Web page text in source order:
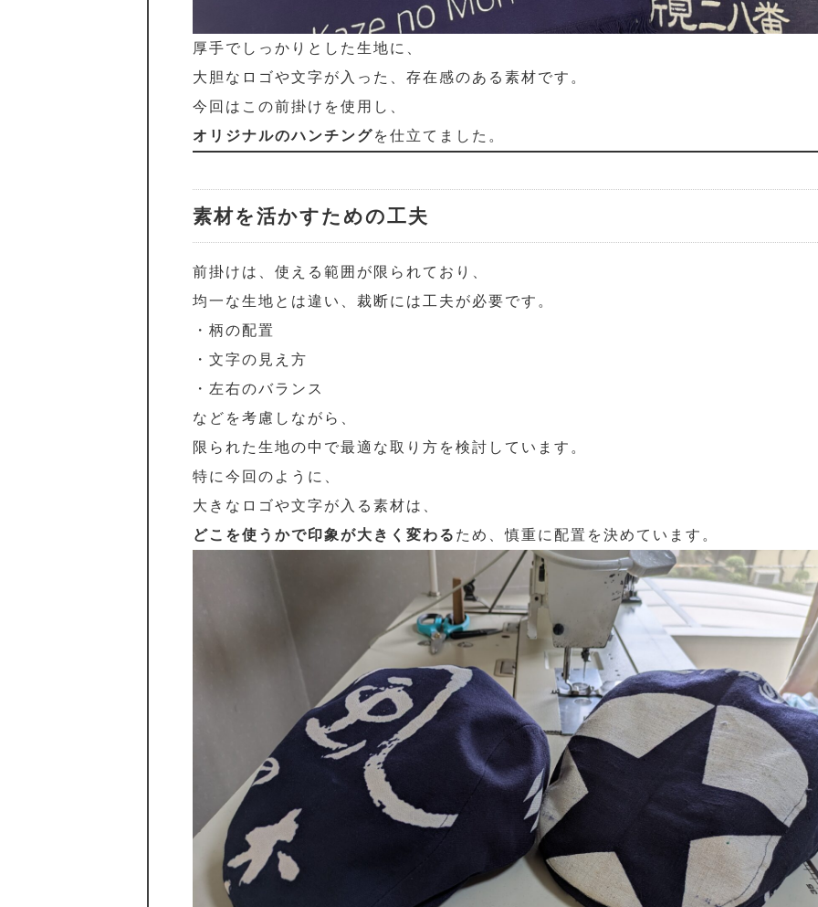
厚手でしっかりとした生地に、
大胆なロゴや文字が入った、存在感のある素材です。
今回はこの前掛けを使用し、
オリジナルのハンチングを仕立てました。
素材を活かすための工夫
前掛けは、使える範囲が限られており、
均一な生地とは違い、裁断には工夫が必要です。
・柄の配置
・文字の見え方
・左右のバランス
などを考慮しながら、
限られた生地の中で最適な取り方を検討しています。
特に今回のように、
大きなロゴや文字が入る素材は、
どこを使うかで印象が大きく変わる ため、慎重に配置を決めています。